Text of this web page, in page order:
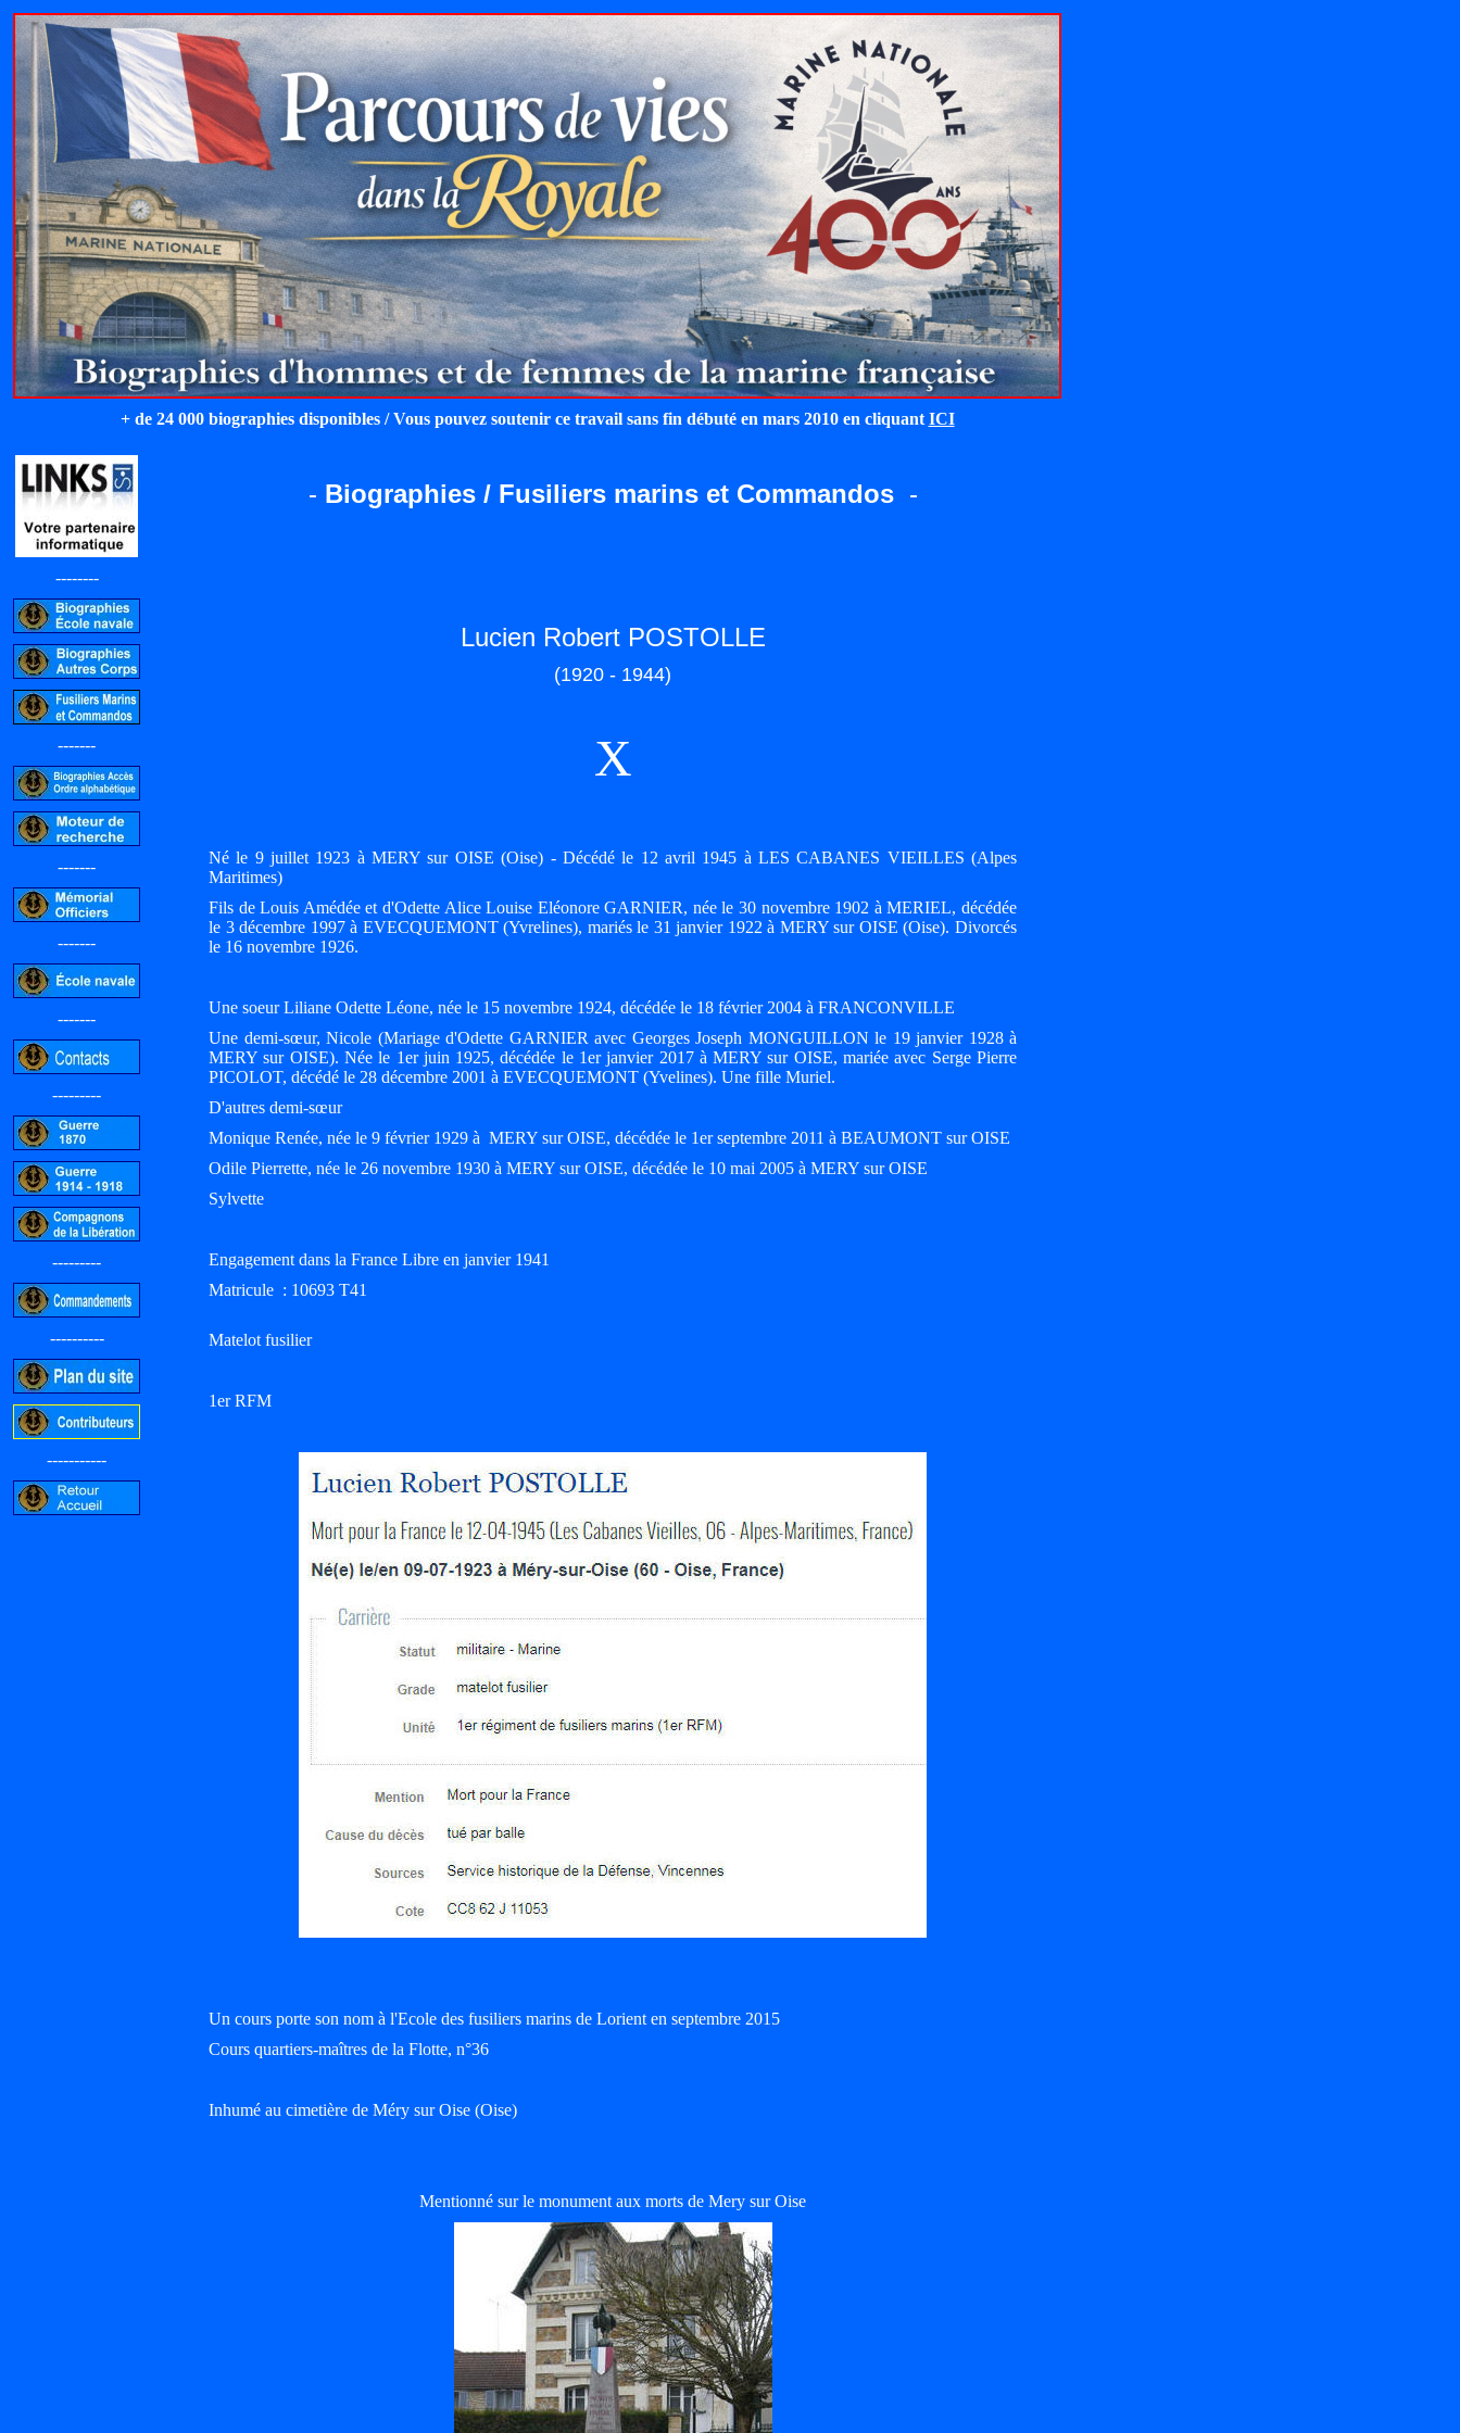
+ de 24 000 biographies disponibles / Vous pouvez soutenir ce travail sans fin débuté en mars 2010 en cliquant ICI
--------
-------
-------
-------
-------
---------
---------
----------
-----------
- Biographies / Fusiliers marins et Commandos -
Lucien Robert POSTOLLE
(1920 - 1944)
X
Né le 9 juillet 1923 à MERY sur OISE (Oise) - Décédé le 12 avril 1945 à LES CABANES VIEILLES (Alpes
Maritimes)
Fils de Louis Amédée et d'Odette Alice Louise Eléonore GARNIER, née le 30 novembre 1902 à MERIEL, décédée
le 3 décembre 1997 à EVECQUEMONT (Yvrelines), mariés le 31 janvier 1922 à MERY sur OISE (Oise). Divorcés
le 16 novembre 1926.
Une soeur Liliane Odette Léone, née le 15 novembre 1924, décédée le 18 février 2004 à FRANCONVILLE
Une demi-sœur, Nicole (Mariage d'Odette GARNIER avec Georges Joseph MONGUILLON le 19 janvier 1928 à
MERY sur OISE). Née le 1er juin 1925, décédée le 1er janvier 2017 à MERY sur OISE, mariée avec Serge Pierre
PICOLOT, décédé le 28 décembre 2001 à EVECQUEMONT (Yvelines). Une fille Muriel.
D'autres demi-sœur
Monique Renée, née le 9 février 1929 à MERY sur OISE, décédée le 1er septembre 2011 à BEAUMONT sur OISE
Odile Pierrette, née le 26 novembre 1930 à MERY sur OISE, décédée le 10 mai 2005 à MERY sur OISE
Sylvette
Engagement dans la France Libre en janvier 1941
Matricule : 10693 T41
Matelot fusilier
1er RFM
Un cours porte son nom à l'Ecole des fusiliers marins de Lorient en septembre 2015
Cours quartiers-maîtres de la Flotte, n°36
Inhumé au cimetière de Méry sur Oise (Oise)
Mentionné sur le monument aux morts de Mery sur Oise